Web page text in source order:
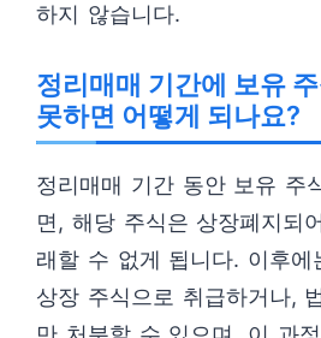
하지 않습니다.
정리매매 기간에 보유
못하면 어떻게 되나요?
정리매매 기간 동안 보유 주
면, 해당 주식은 상장폐지되
래할 수 없게 됩니다. 이후에
상장 주식으로 취급하거나,